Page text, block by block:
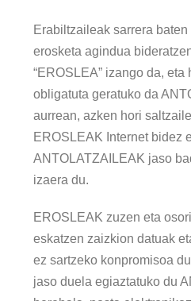
Erabiltzaileak sarrera
erosketa agindua
“EROSLEA” izango da, eta
obligatuta geratuko da
aurrean, azken hori
EROSLEAK Internet bidez
ANTOLATZAILEAK jaso
izaera du.
EROSLEAK zuzen eta
eskatzen zaizkion datuak
ez sartzeko konpromisoa
jaso duela egiaztatuko du